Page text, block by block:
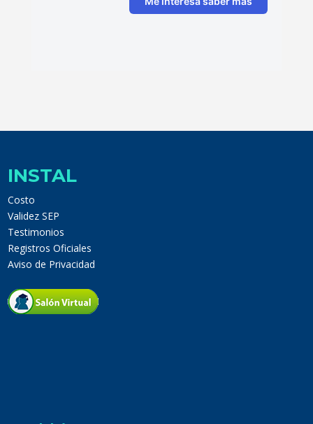
INSTAL
Costo
Validez SEP
Testimonios
Registros Oficiales
Aviso de Privacidad